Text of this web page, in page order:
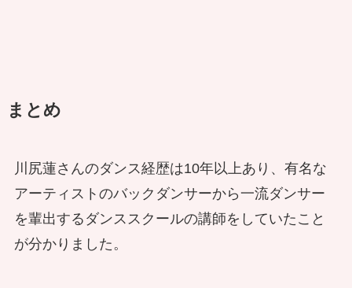
まとめ
川尻蓮さんのダンス経歴は10年以上あり、有名な
アーティストのバックダンサーから一流ダンサー
を輩出するダンススクールの講師をしていたこと
が分かりました。